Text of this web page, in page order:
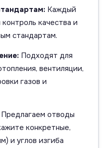
Каждый
качества и
стандартам.
Подходят для
вентиляции,
газов и
Предлагаем отводы
конкретные,
и углов изгиба